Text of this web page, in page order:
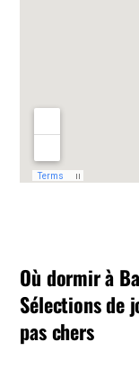
Où dormir à
Sélections de
pas chers